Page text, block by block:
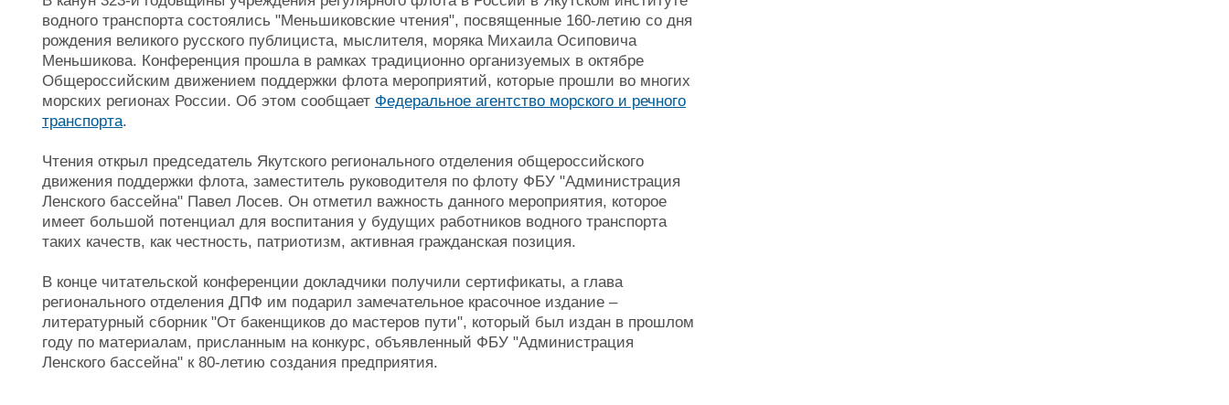
водного транспорта состоялись "Меньшиковские чтения", посвященные 160-летию со дня
рождения великого русского публициста, мыслителя, моряка Михаила Осиповича
Меньшикова. Конференция прошла в рамках традиционно организуемых в октябре
Общероссийским движением поддержки флота мероприятий, которые прошли во многих
морских регионах России. Об этом сообщает Федеральное агентство морского и речного
транспорта.
Чтения открыл председатель Якутского регионального отделения общероссийского
движения поддержки флота, заместитель руководителя по флоту ФБУ "Администрация
Ленского бассейна" Павел Лосев. Он отметил важность данного мероприятия, которое
имеет большой потенциал для воспитания у будущих работников водного транспорта
таких качеств, как честность, патриотизм, активная гражданская позиция.
В конце читательской конференции докладчики получили сертификаты, а глава
регионального отделения ДПФ им подарил замечательное красочное издание –
литературный сборник "От бакенщиков до мастеров пути", который был издан в прошлом
году по материалам, присланным на конкурс, объявленный ФБУ "Администрация
Ленского бассейна" к 80-летию создания предприятия.